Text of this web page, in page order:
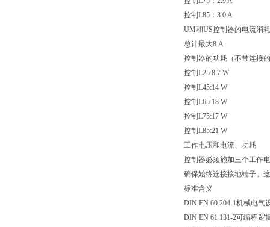
控制L85：3.0 A
UM和US控制器的电流消耗
总计最大8 A
控制器的功耗（不带连接
控制L25:8.7 W
控制L45:14 W
控制L65:18 W
控制L75:17 W
控制L85:21 W
工作电压和电流、功耗
控制器必须施加三个工作
确保始终连接接地端子。
标准含义
DIN EN 60 204-1机械电气
DIN EN 61 131-2可编程逻